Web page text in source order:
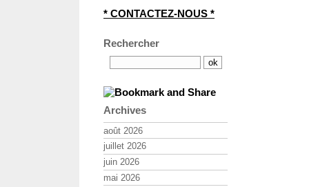
* CONTACTEZ-NOUS *
Rechercher
Archives
août 2026
juillet 2026
juin 2026
mai 2026